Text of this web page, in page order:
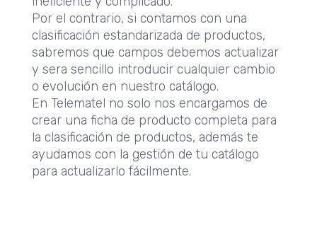
Por el contrario, si contamos con una
clasificación estandarizada de productos,
sabremos que campos debemos actualizar
y sera sencillo introducir cualquier cambio
o evolución en nuestro catálogo.
En Telematel no solo nos encargamos de
crear una ficha de producto completa para
la clasificación de productos, además te
ayudamos con la gestión de tu catálogo
para actualizarlo fácilmente.